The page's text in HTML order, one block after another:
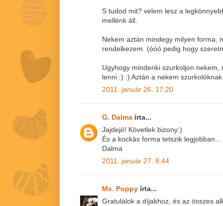
S tudod mit? velem lesz a
mellénk áll.
Nekem aztán mindegy milyen forma,
rendelkezem. (óóó pedig hogy
Ugyhogy mindenki szurkoljon
lenni :) :) Aztán a nekem
2011. január 26. 17:20
G. Dalma írta...
Jajdejó! Követlek bizony:)
És a kockás forma tetszik legjobban...
Dalma
2011. január 27. 8:44
Ms. Poppy írta...
Gratulálok a díjakhoz, és az összes